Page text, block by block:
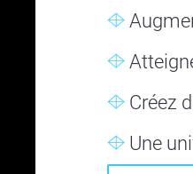
Créez
Une